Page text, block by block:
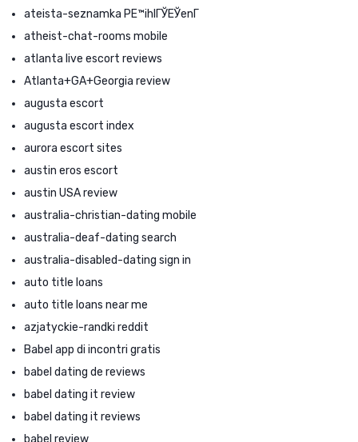
ateista-seznamka PЕ™ihlГЎЕЎenГ­
atheist-chat-rooms mobile
atlanta live escort reviews
Atlanta+GA+Georgia review
augusta escort
augusta escort index
aurora escort sites
austin eros escort
austin USA review
australia-christian-dating mobile
australia-deaf-dating search
australia-disabled-dating sign in
auto title loans
auto title loans near me
azjatyckie-randki reddit
Babel app di incontri gratis
babel dating de reviews
babel dating it review
babel dating it reviews
babel review